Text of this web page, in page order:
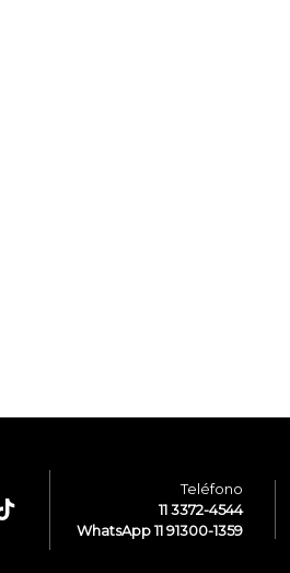
Teléfono
11 3372-4544
WhatsApp 11 91300-1359